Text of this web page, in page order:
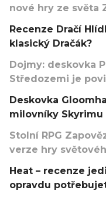
nové hry ze světa
Recenze Dračí
klasický Dračák?
Dojmy: deskovka
Středozemi je
Deskovka
milovníky Skyrimu
Stolní RPG
verze hry
Heat – recenze
opravdu